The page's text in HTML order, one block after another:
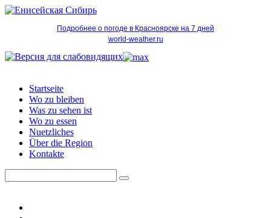
Подробнее о погоде в Красноярске на 7 дней
world-weather.ru
Startseite
Wo zu bleiben
Was zu sehen ist
Wo zu essen
Nuetzliches
Über die Region
Kontakte